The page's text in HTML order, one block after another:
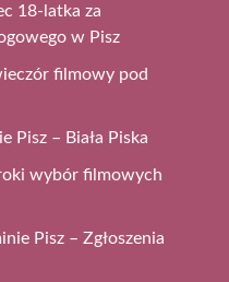
18-latka za
w Pisz
filmowy pod
Pisz – Biała Piska
wybór filmowych
Pisz – Zgłoszenia